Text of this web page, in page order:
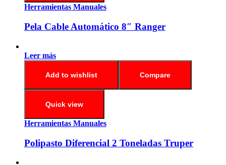
Herramientas Manuales
Pela Cable Automático 8″ Ranger
Leer más
Add to wishlist Compare
Quick view
Herramientas Manuales
Polipasto Diferencial 2 Toneladas Truper